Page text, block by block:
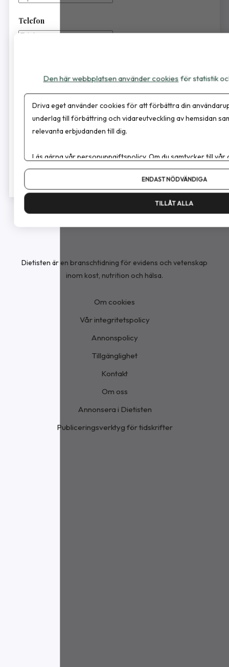
Telefon
Skicka
Dietisten är en branschtidning för evidens och vetenskap
inom kost, nutrition och hälsa.
Om cookies
Vår integritetspolicy
Annonspolicy
Tillgänglighet
Kontakt
Om oss
Annonsera i Dietisten
Publiceringsverktyg för tidskrifter
Den här webbplatsen använder cookies för statistik
Driva eget använder cookies för att förbättra din
underlag till förbättring och vidareutveckling av hemsidan
relevanta erbjudanden till dig.
Läs gärna vårpersonuppgiftspolicy. Om du samtycker till vår
Om du vill ändra ditt val i efterhand hittar du den möjligheten
ENDAST NÖDVÄNDIGA
TILLÅT ALLA